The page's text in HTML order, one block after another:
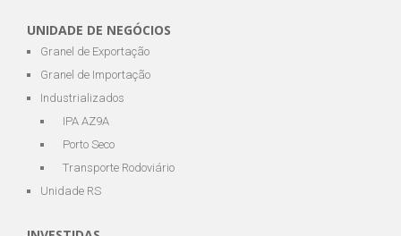
UNIDADE DE NEGÓCIOS
Granel de Exportação
Granel de Importação
Industrializados
IPA AZ9A
Porto Seco
Transporte Rodoviário
Unidade RS